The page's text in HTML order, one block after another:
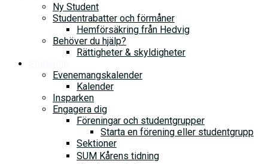
Ny Student
Studentrabatter och förmåner
Hemförsäkring från Hedvig
Behöver du hjälp?
Rättigheter & skyldigheter
Evenemangskalender
Kalender
Insparken
Engagera dig
Föreningar och studentgrupper
Starta en förening eller studentgrupp
Sektioner
SUM Kårens tidning